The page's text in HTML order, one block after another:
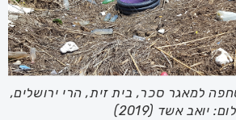
למאגר סכר, בית זית, הרי ירושלים,
יואב אשד (2019)